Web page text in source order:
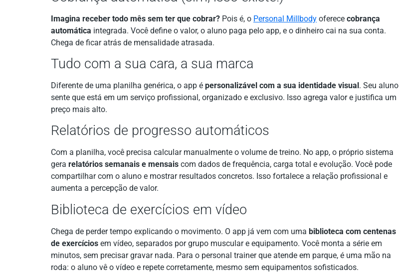
Imagina receber todo mês sem ter que cobrar? Pois é, o Personal Millbody oferece cobrança
automática integrada. Você define o valor, o aluno paga pelo app, e o dinheiro cai na sua conta.
Chega de ficar atrás de mensalidade atrasada.
Tudo com a sua cara, a sua marca
Diferente de uma planilha genérica, o app é personalizável com a sua identidade visual. Seu aluno
sente que está em um serviço profissional, organizado e exclusivo. Isso agrega valor e justifica um
preço mais alto.
Relatórios de progresso automáticos
Com a planilha, você precisa calcular manualmente o volume de treino. No app, o próprio sistema
gera relatórios semanais e mensais com dados de frequência, carga total e evolução. Você pode
compartilhar com o aluno e mostrar resultados concretos. Isso fortalece a relação profissional e
aumenta a percepção de valor.
Biblioteca de exercícios em vídeo
Chega de perder tempo explicando o movimento. O app já vem com uma biblioteca com centenas
de exercícios em vídeo, separados por grupo muscular e equipamento. Você monta a série em
minutos, sem precisar gravar nada. Para o personal trainer que atende em parque, é uma mão na
roda: o aluno vê o vídeo e repete corretamente, mesmo sem equipamentos sofisticados.